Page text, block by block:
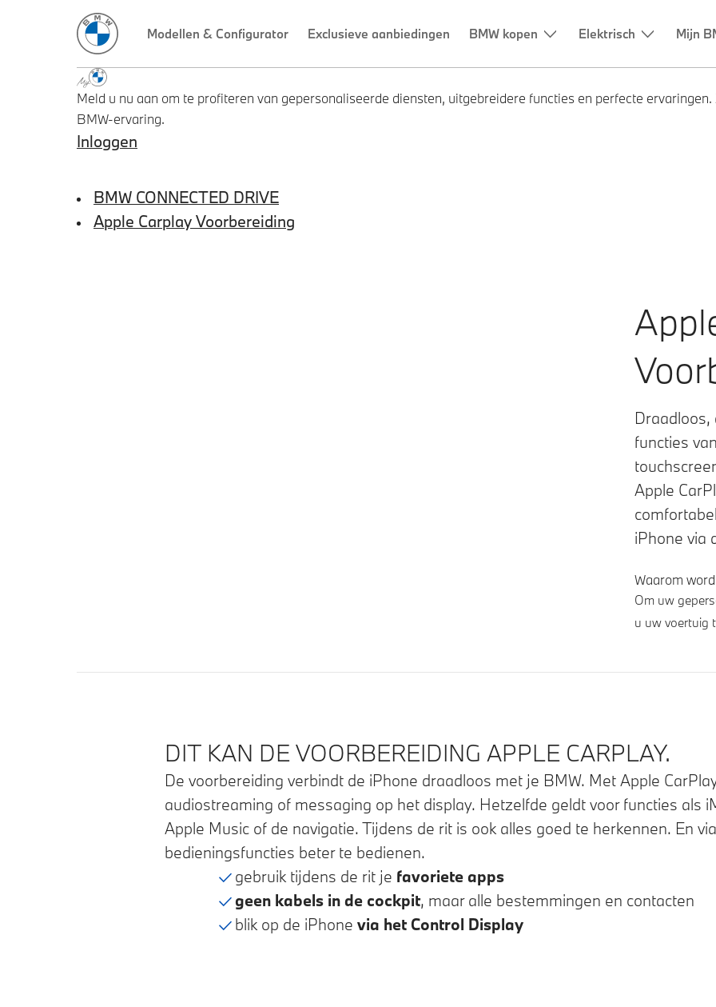
Meld u nu aan om te profiteren van gepersonaliseerde diensten, uitgebreidere functies en perfecte
BMW-ervaring.
Inloggen
BMW CONNECTED DRIVE
Apple Carplay Voorbereiding
functies
Apple
iPhone via
Waarom
Om uw
u uw voertuig
DIT KAN DE VOORBEREIDING APPLE CARPLAY.
De voorbereiding verbindt de iPhone draadloos met je BMW. Met Apple
audiostreaming of messaging op het display. Hetzelfde geldt voor functies als
Apple Music of de navigatie. Tijdens de rit is ook alles goed te herkennen. En
bedieningsfuncties beter te bedienen.
gebruik tijdens de rit je favoriete apps
geen kabels in de cockpit, maar alle bestemmingen en contacten
blik op de iPhone via het Control Display